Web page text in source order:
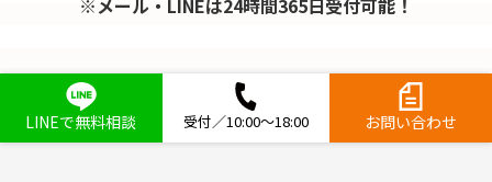
※メール・LINEは24時間365日受付可能！
LINEで無料相談 受付／10:00～18:00 お問い合わせ